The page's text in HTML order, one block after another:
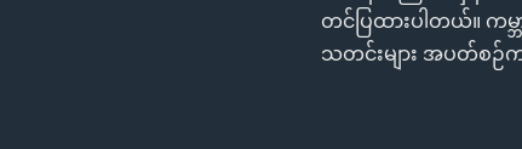
တင်ပြထားပါတယ်။ ကမ္ဘ
သတင်းများ အပတ်စ